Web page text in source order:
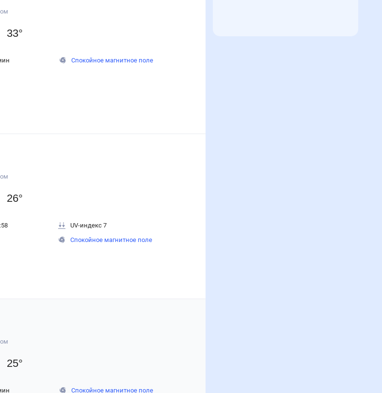
33°
Спокойное магнитное поле
26°
UV-индекс 7
Спокойное магнитное поле
25°
Спокойное магнитное поле